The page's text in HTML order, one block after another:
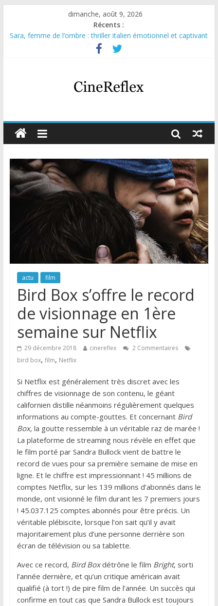
dimanche, août 9, 2026
Récents :
Sara, femme de l’ombre : thriller italien émotionnel et captivant
Journal d’une fille larguée : nouvelle série suédoise sur Netflix
Aema : mini-série sur le tournage d’un film érotique devenu
Glass Heart : excellente série musicale avec Takeru Satō
Olympo, saison 1 : nouvelle série qui séduira les fans de
actu film
Bird Box s’offre le record
de visionnage en 1ère
semaine sur Netflix
29 décembre 2018 cinereflex
2 Commentaires
bird box, film, Netflix
Si Netflix est généralement très discret avec les
chiffres de visionnage de son contenu, le géant
californien distille néanmoins régulièrement quelques
informations au compte-gouttes. Et concernant Bird
Box, la goutte ressemble à un véritable raz de marée !
La plateforme de streaming nous révèle en effet que
le film porté par Sandra Bullock vient de battre le
record de vues pour sa première semaine de mise en
ligne. Et le chiffre est impressionnant ! 45 millions de
comptes Netflix, sur les 139 millions d’abonnés dans le
monde, ont visionné le film durant les 7 premiers jours
! 45.037.125 comptes abonnés pour être précis. Un
véritable plébiscite, lorsque l’on sait qu’il y avait
majoritairement plus d’une personne derrière son
écran de télévision ou sa tablette.
Avec ce record, Bird Boxdétrône le film Bright, sorti
l’année dernière, et qu’un critique américain avait
qualifié (à tort !) de pire film de l’année. Un succès qui
confirme en tout cas que Sandra Bullock est toujours